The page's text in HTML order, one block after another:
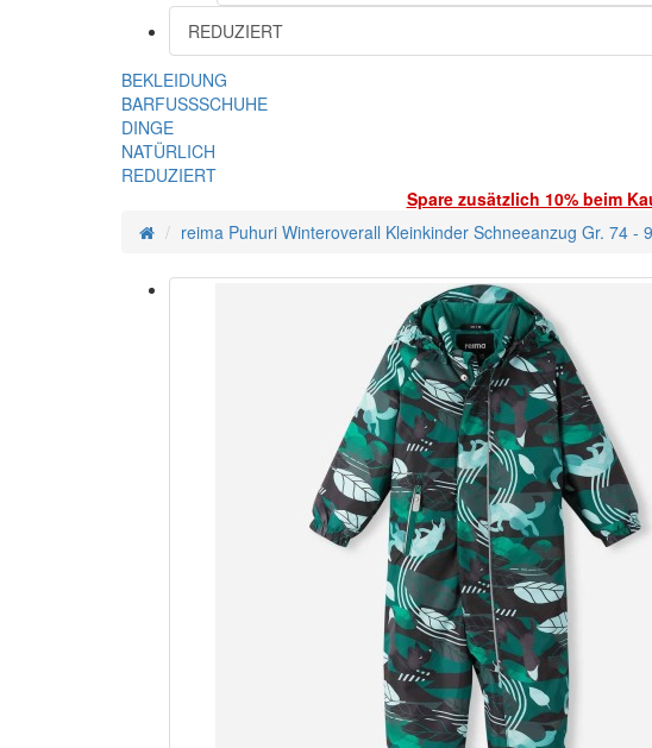
REDUZIERT
BEKLEIDUNG
BARFUSSSCHUHE
DINGE
NATÜRLICH
REDUZIERT
Spare zusätzlich 10% beim
reima Puhuri Winteroverall Kleinkinder Schneeanzug Gr. 74 -